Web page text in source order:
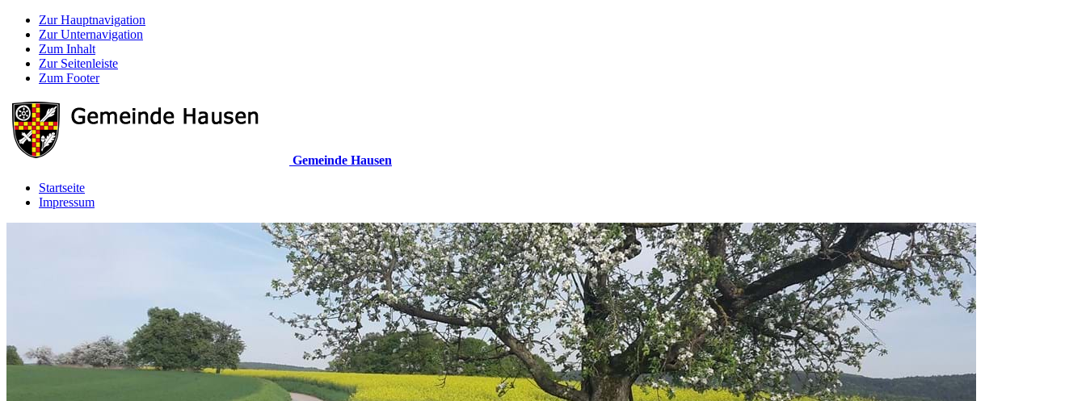
Zur Hauptnavigation
Zur Unternavigation
Zum Inhalt
Zur Seitenleiste
Zum Footer
Gemeinde Hausen
Startseite
Impressum